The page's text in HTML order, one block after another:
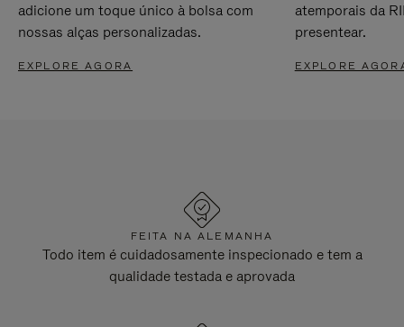
adicione um toque único à bolsa com
nossas alças personalizadas.
EXPLORE AGORA
atemporais da
presentear.
EXPLORE
FEITA NA ALEMANHA
Todo item é cuidadosamente inspecionado e tem a
qualidade testada e aprovada